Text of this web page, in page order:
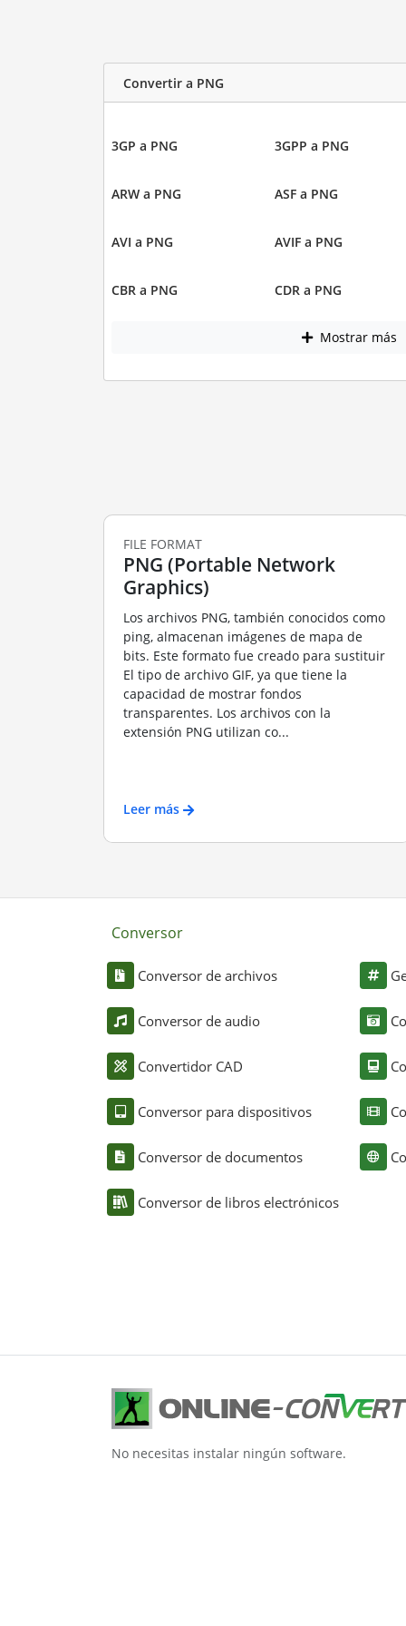
Convertir a PNG
3GP a PNG 3GPP a PNG
ARW a PNG ASF a PNG
AVI a PNG AVIF a PNG
CBR a PNG CDR a PNG
Mostrar más
FILE FORMAT
PNG (Portable Network
Graphics)
Los archivos PNG, también conocidos como
ping, almacenan imágenes de mapa de
bits. Este formato fue creado para sustituir
El tipo de archivo GIF, ya que tiene la
capacidad de mostrar fondos
transparentes. Los archivos con la
extensión PNG utilizan co...
Leer más
Conversor
Conversor de archivos
Conversor de audio
Convertidor CAD
Conversor para dispositivos
Conversor de documentos
Conversor de libros electrónicos
No necesitas instalar ningún software.